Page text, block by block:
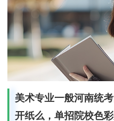
美术专业一般河南统
开纸么，单招院校色